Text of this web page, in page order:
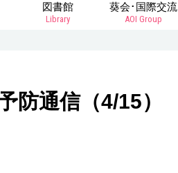
図書館
Library
葵会･国際交流
AOI Group
防通信（4/15）